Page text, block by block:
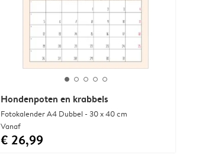
Hondenpoten en krabbels
Fotokalender A4 Dubbel - 30 x 40 cm
Vanaf
€ 26,99